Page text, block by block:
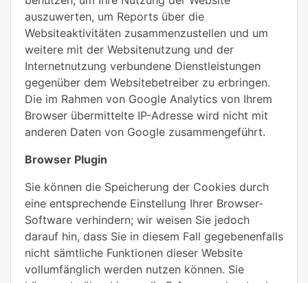
auszuwerten, um Reports über die
Websiteaktivitäten zusammenzustellen und um
weitere mit der Websitenutzung und der
Internetnutzung verbundene Dienstleistungen
gegenüber dem Websitebetreiber zu erbringen.
Die im Rahmen von Google Analytics von Ihrem
Browser übermittelte IP-Adresse wird nicht mit
anderen Daten von Google zusammengeführt.
Browser Plugin
Sie können die Speicherung der Cookies durch
eine entsprechende Einstellung Ihrer Browser-
Software verhindern; wir weisen Sie jedoch
darauf hin, dass Sie in diesem Fall gegebenenfalls
nicht sämtliche Funktionen dieser Website
vollumfänglich werden nutzen können. Sie